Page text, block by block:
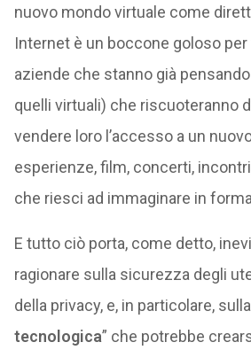
nuovo mondo virtuale come
Internet è un boccone goloso
aziende che stanno già
quelli virtuali) che riscuoteranno
vendere loro l’accesso a un
esperienze, film, concerti,
che riesci ad immaginare in
E tutto ciò porta, come detto,
ragionare sulla sicurezza degli
della privacy, e, in particolare,
tecnologica” che potrebbe